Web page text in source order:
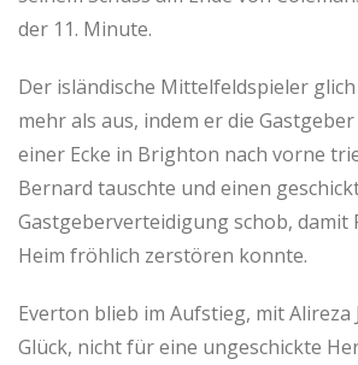
der 11. Minute.
Der isländische Mittelfeldspieler
mehr als aus, indem er die
einer Ecke in Brighton nach vorne
Bernard tauschte und einen
Gastgeberverteidigung schob, damit
Heim fröhlich zerstören konnte.
Everton blieb im Aufstieg, mit Alireza
Glück, nicht für eine ungeschickte